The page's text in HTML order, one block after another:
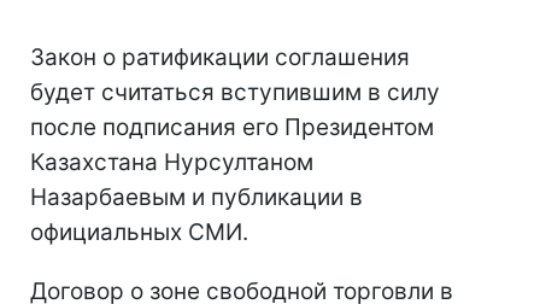
Закон о ратификации соглашения
будет считаться вступившим в силу
после подписания его Президентом
Казахстана Нурсултаном
Назарбаевым и публикации в
официальных СМИ.
Договор о зоне свободной торговли в